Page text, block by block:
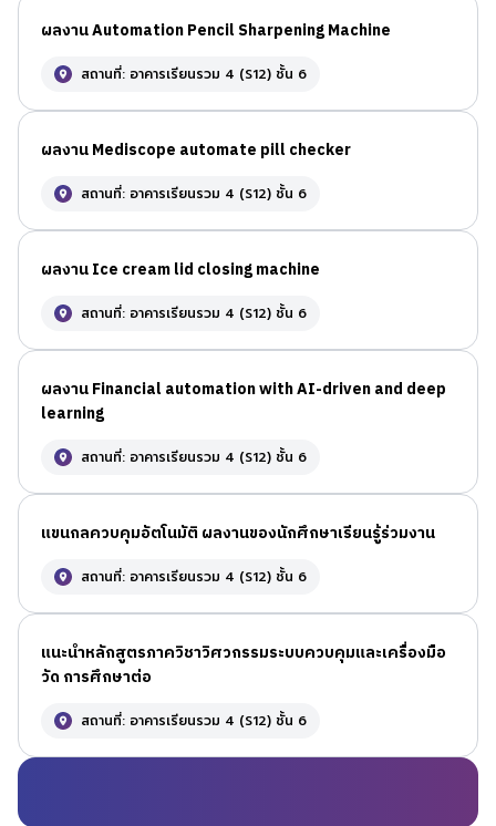
ผลงาน Automation Pencil Sharpening Machine
สถานที่: อาคารเรียนรวม 4 (S12) ชั้น 6
ผลงาน Mediscope automate pill checker
สถานที่: อาคารเรียนรวม 4 (S12) ชั้น 6
ผลงาน Ice cream lid closing machine
สถานที่: อาคารเรียนรวม 4 (S12) ชั้น 6
ผลงาน Financial automation with AI-driven and deep
learning
สถานที่: อาคารเรียนรวม 4 (S12) ชั้น 6
แขนกลควบคุมอัตโนมัติ ผลงานของนักศึกษาเรียนรู้ร่วมงาน
สถานที่: อาคารเรียนรวม 4 (S12) ชั้น 6
แนะนำหลักสูตรภาควิชาวิศวกรรมระบบควบคุมและเครื่องมือ
วัด การศึกษาต่อ
สถานที่: อาคารเรียนรวม 4 (S12) ชั้น 6